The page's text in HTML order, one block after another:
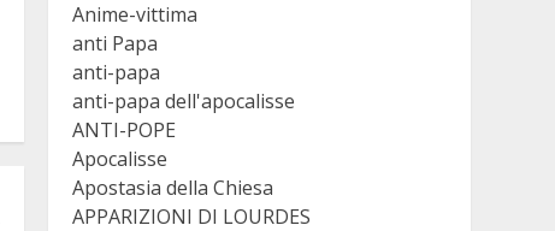
Anime-vittima
anti Papa
anti-papa
anti-papa dell'apocalisse
ANTI-POPE
Apocalisse
Apostasia della Chiesa
APPARIZIONI DI LOURDES